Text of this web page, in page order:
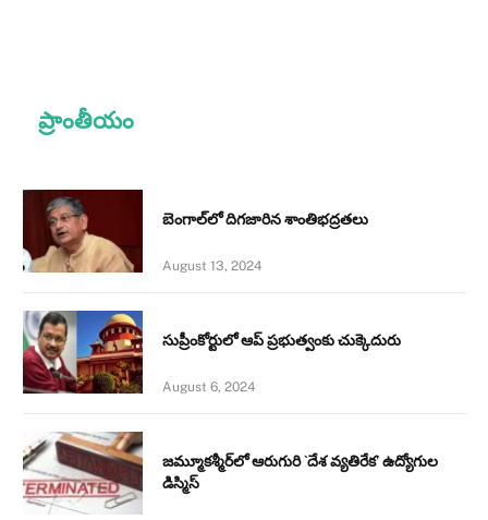
ప్రాంతీయం
బెంగాల్‌లో దిగజారిన శాంతిభద్రతలు
August 13, 2024
సుప్రీంకోర్టులో ఆప్ ప్రభుత్వంకు చుక్కెదురు
August 6, 2024
జమ్మూకశ్మీర్‌లో ఆరుగురి `దేశ వ్యతిరేక’ ఉద్యోగుల
డిస్మిస్‌